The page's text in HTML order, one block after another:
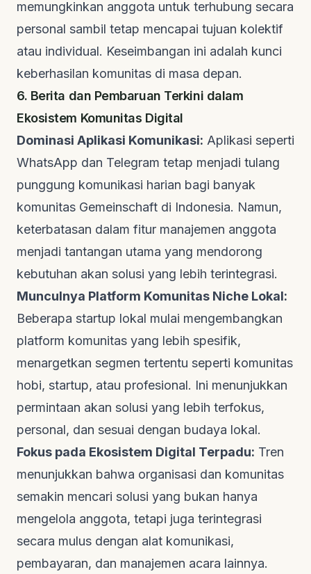
memungkinkan anggota untuk terhubung secara
personal sambil tetap mencapai tujuan kolektif
atau individual. Keseimbangan ini adalah kunci
keberhasilan komunitas di masa depan.
6. Berita dan Pembaruan Terkini dalam
Ekosistem Komunitas Digital
Dominasi Aplikasi Komunikasi: Aplikasi seperti
WhatsApp dan Telegram tetap menjadi tulang
punggung komunikasi harian bagi banyak
komunitas Gemeinschaft di Indonesia. Namun,
keterbatasan dalam fitur manajemen anggota
menjadi tantangan utama yang mendorong
kebutuhan akan solusi yang lebih terintegrasi.
Munculnya Platform Komunitas Niche Lokal:
Beberapa startup lokal mulai mengembangkan
platform komunitas yang lebih spesifik,
menargetkan segmen tertentu seperti komunitas
hobi, startup, atau profesional. Ini menunjukkan
permintaan akan solusi yang lebih terfokus,
personal, dan sesuai dengan budaya lokal.
Fokus pada Ekosistem Digital Terpadu: Tren
menunjukkan bahwa organisasi dan komunitas
semakin mencari solusi yang bukan hanya
mengelola anggota, tetapi juga terintegrasi
secara mulus dengan alat komunikasi,
pembayaran, dan manajemen acara lainnya.